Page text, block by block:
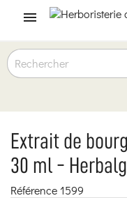

Extrait de
30 ml -
Référence1599